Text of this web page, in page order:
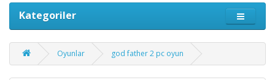
Kategoriler
Oyunlar god father 2 pc oyun